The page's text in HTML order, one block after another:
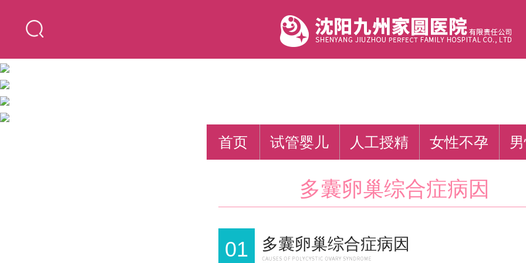

首页 试管婴儿 人工授精 女性不孕
多囊卵巢综合症病因
01 多囊卵巢综合症病因